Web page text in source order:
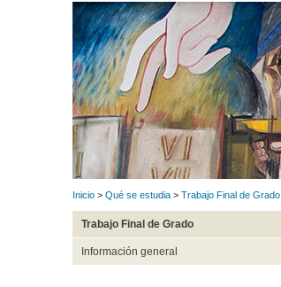
Inicio > Qué se estudia > Trabajo Final de Grado
Trabajo Final de Grado
Información general